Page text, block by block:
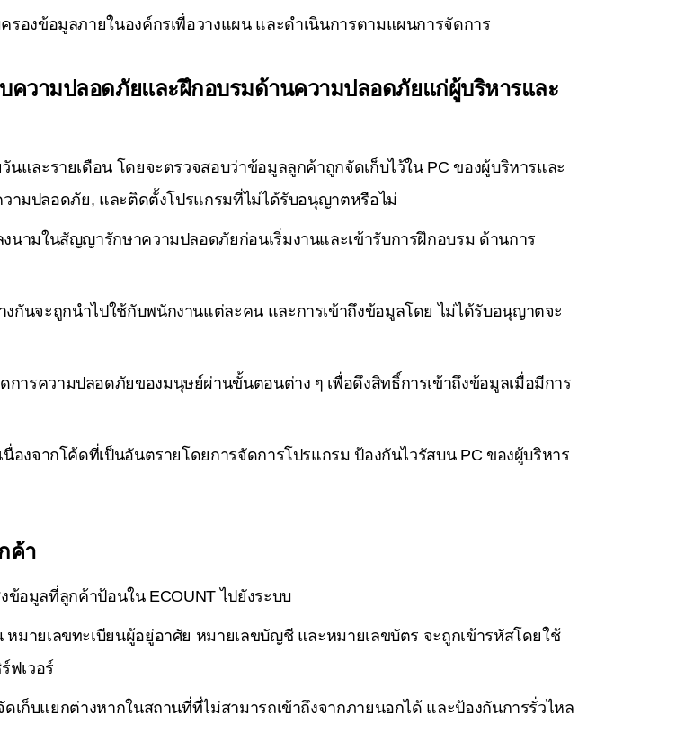
รองข้อมูลภายในองค์กรเพื่อวางแผน และดำเนินการตามแผนการจัดการ
ความปลอดภัยและฝึกอบรมด้านความปลอดภัยแก่ผู้บริหารและ
นและรายเดือน โดยจะตรวจสอบว่าข้อมูลลูกค้าถูกจัดเก็บไว้ใน PC ของผู้บริหารและ
ามปลอดภัย, และติดตั้งโปรแกรมที่ไม่ได้รับอนุญาตหรือไม่
นามในสัญญารักษาความปลอดภัยก่อนเริ่มงานและเข้ารับการฝึกอบรม ด้านการ
กันจะถูกนำไปใช้กับพนักงานแต่ละคน และการเข้าถึงข้อมูลโดย ไม่ได้รับอนุญาตจะ
ดการความปลอดภัยของมนุษย์ผ่านขั้นตอนต่าง ๆ เพื่อดึงสิทธิ์การเข้าถึงข้อมูลเมื่อมีการ
องจากโค้ดที่เป็นอันตรายโดยการจัดการโปรแกรม ป้องกันไวรัสบน PC ของผู้บริหาร
ค้า
ข้อมูลที่ลูกค้าป้อนใน ECOUNT ไปยังระบบ
มายเลขทะเบียนผู้อยู่อาศัย หมายเลขบัญชี และหมายเลขบัตร จะถูกเข้ารหัสโดยใช้
ฟเวอร์
เก็บแยกต่างหากในสถานที่ที่ไม่สามารถเข้าถึงจากภายนอกได้ และป้องกันการรั่วไหล